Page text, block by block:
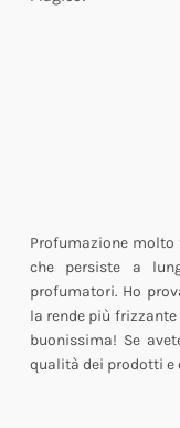
Profumazione
che persiste a
profumatori. Ho
la rende più
buonissima! Se
qualità dei prodotti e